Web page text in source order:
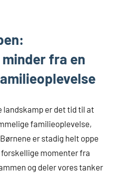
fra en
landskamp er det tid til at
familieoplevelse,
er stadig helt oppe
momenter fra
og deler vores tanker